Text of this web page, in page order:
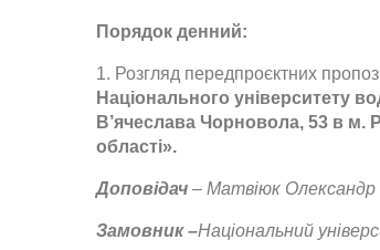
Порядок денний:
1. Розгляд передпроєктних
Національного університету
В’ячеслава Чорновола, 53 в м.
області».
Доповідач – Матвіюк Олександр
Замовник –Національний